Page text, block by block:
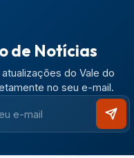
de Notícias
atualizações do Vale do
no seu e-mail.